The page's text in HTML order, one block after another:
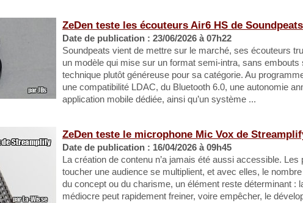
ZeDen teste les écouteurs Air6 HS de Soundpeats
Date de publication : 23/06/2026 à 07h22
Soundpeats vient de mettre sur le marché, ses écouteurs
un modèle qui mise sur un format semi-intra, sans embouts
technique plutôt généreuse pour sa catégorie. Au
une compatibilité LDAC, du Bluetooth 6.0, une autonomie
application mobile dédiée, ainsi qu’un système ...
ZeDen teste le microphone Mic Vox de
Date de publication : 16/04/2026 à 09h45
La création de contenu n’a jamais été aussi accessible.
toucher une audience se multiplient, et avec elles, le
du concept ou du charisme, un élément reste déterminant :
médiocre peut rapidement freiner, voire empêcher, le